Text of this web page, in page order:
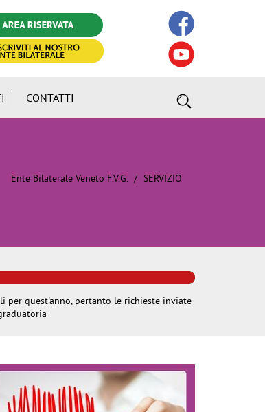
CONTATTI
Ente Bilaterale Veneto F.V.G. SERVIZIO
0%
per quest'anno, pertanto le richieste inviate